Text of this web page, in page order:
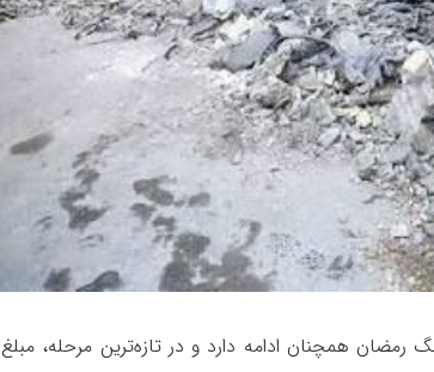
همچنان ادامه دارد و در تازه‌ترین مرحله، مبلغ